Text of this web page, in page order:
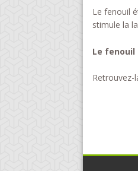
Le fenouil
stimule la
Le fenouil
Retrouvez-